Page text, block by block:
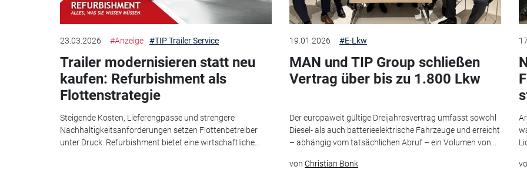
23.03.2026 #Anzeige #TIP Trailer Service
Trailer modernisieren statt neu
kaufen: Refurbishment als
Flottenstrategie
Steigende Kosten, Lieferengpässe und strengere
Nachhaltigkeitsanforderungen setzen Flottenbetreiber
unter Druck. Refurbishment bietet eine wirtschaftliche...
19.01.2026 #E-Lkw
MAN und TIP Group schließen
Vertrag über bis zu 1.800 Lkw
Der europaweit gültige Dreijahresvertrag umfasst sowohl
Diesel- als auch batterieelektrische Fahrzeuge und erreicht
– abhängig vom tatsächlichen Abruf – ein Volumen von...
von Christian Bonk